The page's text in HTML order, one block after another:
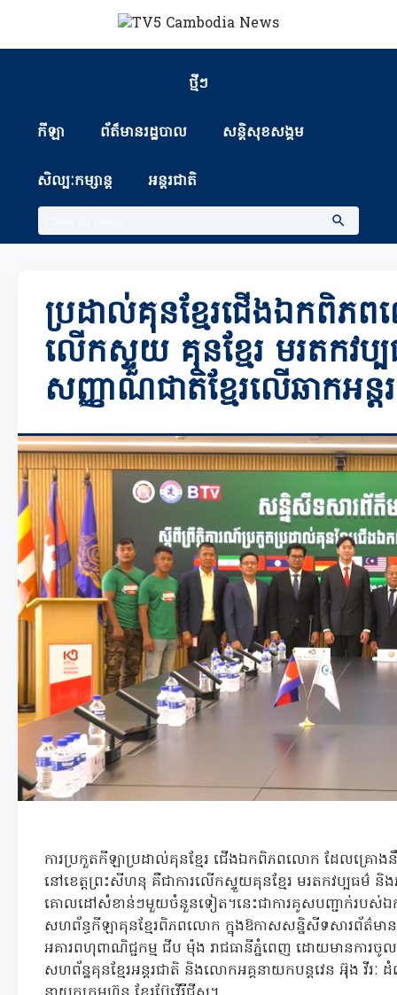
ថ្មីៗ
កីឡា ព័ត៏មានរដ្ឋបាល សន្តិសុខសង្គម
សិល្បៈកម្សាន្ត អន្តរជាតិ
ប្រដាល់គុនខ្មែរជើងឯកពិភព
លើកស្ទួយ គុនខ្មែរ មរតកវប្
សញ្ញាណជាតិខ្មែរលើឆាកអន្ត
ការប្រកួតកីឡាប្រដាល់គុនខ្មែរ ជើងឯកពិភពលោក ដែលគ្រោង
នៅខេត្តព្រះសីហនុ គឺជាការលើកស្ទួយគុនខ្មែរ មរតកវប្បធម៌ និងអ
គោលដៅសំខាន់ៗមួយចំនួនទៀត។នេះជាការគូសបញ្ជាក់របស់ឯក
សហព័ន្ធកីឡាគុនខ្មែរពិភពលោក ក្នុងឱកាសសន្និសីទសារព័ត៌មាន
អគារពហុពាណិជ្ជកម្ម ជីប ម៉ុង រាជធានីភ្នំពេញ ដោយមានការចូ
សហព័ន្ឋគុនខ្មែរអន្តរជាតិ និងលោកអគ្គនាយកបន្តវេន អ៊ុង វីរ